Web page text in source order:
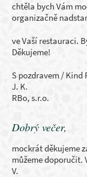
chtěla bych Vám
organizačně
ve Vaší restauraci.
Děkujeme!
S pozdravem / Kind
J. K.
RBo, s.r.o.
Dobrý večer,
mockrát děkujeme
můžeme doporučit.
V.